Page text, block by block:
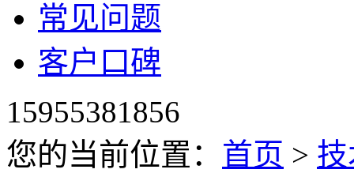
常见问题
客户口碑
15955381856
您的当前位置： 首页 >